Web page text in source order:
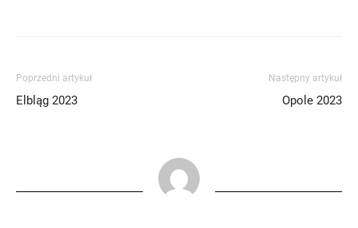
Poprzedni artykuł
Elbląg 2023
Następny artykuł
Opole 2023